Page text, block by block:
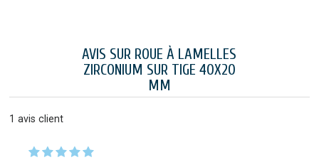
AVIS SUR ROUE À LAMELLES
ZIRCONIUM SUR TIGE 40X20
MM
1 avis client